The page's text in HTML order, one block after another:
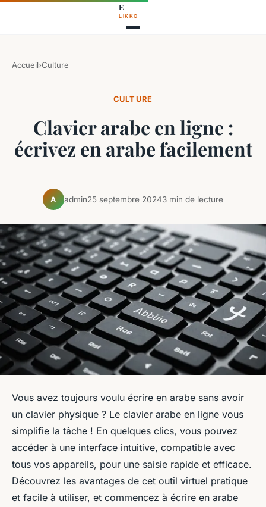
Accueil›Culture
CULTURE
Clavier arabe en ligne :
écrivez en arabe facilement
A admin25 septembre 20243 min de lecture
Vous avez toujours voulu écrire en arabe sans avoir
un clavier physique ? Le clavier arabe en ligne vous
simplifie la tâche ! En quelques clics, vous pouvez
accéder à une interface intuitive, compatible avec
tous vos appareils, pour une saisie rapide et efficace.
Découvrez les avantages de cet outil virtuel pratique
et facile à utiliser, et commencez à écrire en arabe